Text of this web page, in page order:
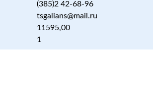
(385)2 42-68-96
tsgalians@mail.ru
11595,00
1